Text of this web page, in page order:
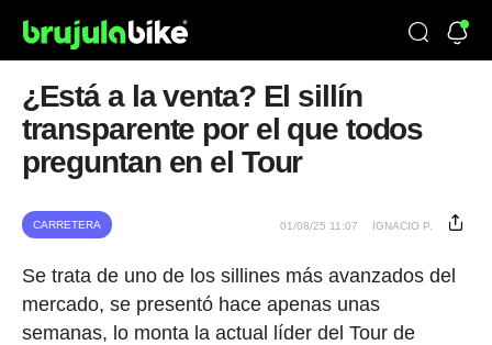
¿Está a la venta? El sillín
transparente por el que todos
preguntan en el Tour
CARRETERA 01/08/25 11:07 IGNACIO P.
Se trata de uno de los sillines más avanzados del
mercado, se presentó hace apenas unas
semanas, lo monta la actual líder del Tour de